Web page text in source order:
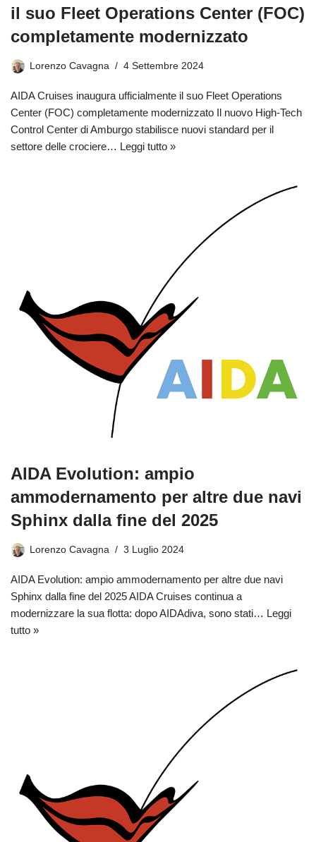
il suo Fleet Operations Center (FOC)
completamente modernizzato
Lorenzo Cavagna 4 Settembre 2024
AIDA Cruises inaugura ufficialmente il suo Fleet Operations
Center (FOC) completamente modernizzato Il nuovo High-Tech
Control Center di Amburgo stabilisce nuovi standard per il
settore delle crociere… Leggi tutto »
AIDA Evolution: ampio
ammodernamento per altre due navi
Sphinx dalla fine del 2025
Lorenzo Cavagna 3 Luglio 2024
AIDA Evolution: ampio ammodernamento per altre due navi
Sphinx dalla fine del 2025 AIDA Cruises continua a
modernizzare la sua flotta: dopo AIDAdiva, sono stati… Leggi
tutto »